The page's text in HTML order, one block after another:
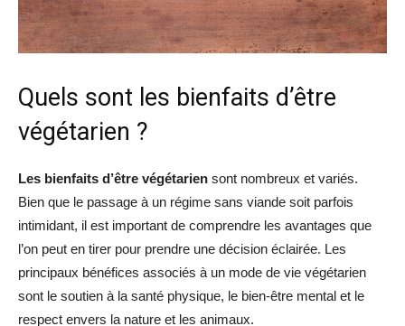
Quels sont les bienfaits d’être
végétarien ?
Les bienfaits d’être végétarien sont nombreux et variés.
Bien que le passage à un régime sans viande soit parfois
intimidant, il est important de comprendre les avantages que
l’on peut en tirer pour prendre une décision éclairée. Les
principaux bénéfices associés à un mode de vie végétarien
sont le soutien à la santé physique, le bien-être mental et le
respect envers la nature et les animaux.